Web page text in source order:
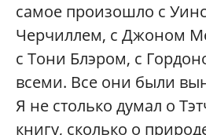
самое произошло с
Черчиллем, с Джоном
с Тони Блэром, с
всеми. Все они были
Я не столько думал о
книгу, сколько о